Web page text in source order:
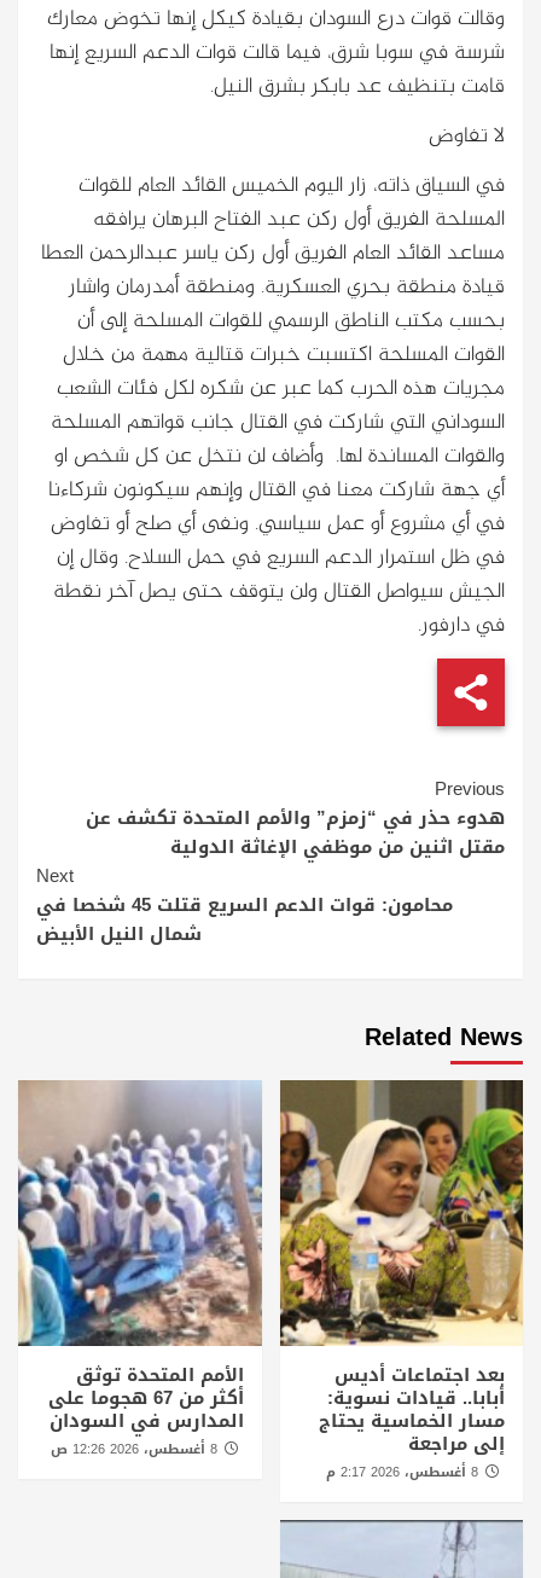
وقالت قوات درع السودان بقيادة كيكل إنها تخوض معارك
شرسة في سوبا شرق، فيما قالت قوات الدعم السريع إنها
قامت بتنظيف عد بابكر بشرق النيل.
لا تفاوض
في السياق ذاته، زار اليوم الخميس القائد العام للقوات
المسلحة الفريق أول ركن عبد الفتاح البرهان يرافقه
مساعد القائد العام الفريق أول ركن ياسر عبدالرحمن العطا
قيادة منطقة بحري العسكرية. ومنطقة أمدرمان واشار
بحسب مكتب الناطق الرسمي للقوات المسلحة إلى أن
القوات المسلحة اكتسبت خبرات قتالية مهمة من خلال
مجريات هذه الحرب كما عبر عن شكره لكل فئات الشعب
السوداني التي شاركت في القتال جانب قواتهم المسلحة
والقوات المساندة لها. وأضاف لن نتخل عن كل شخص او
أي جهة شاركت معنا في القتال وإنهم سيكونون شركاءنا
في أي مشروع أو عمل سياسي. ونفى أي صلح أو تفاوض
في ظل استمرار الدعم السريع في حمل السلاح. وقال إن
الجيش سيواصل القتال ولن يتوقف حتى يصل آخر نقطة
في دارفور.
Continue
Reading
Previous
هدوء حذر في “زمزم” والأمم المتحدة تكشف عن
مقتل اثنين من موظفي الإغاثة الدولية
Next
محامون: قوات الدعم السريع قتلت 45 شخصا في
شمال النيل الأبيض
Related News
بعد اجتماعات أديس
أبابا.. قيادات نسوية:
مسار الخماسية يحتاج
إلى مراجعة
الأمم المتحدة توثق
أكثر من 67 هجوما على
المدارس في السودان
8 أغسطس، 2026 12:26 ص